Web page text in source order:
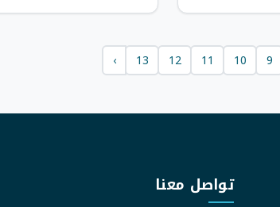
9
10
11
12
13
›
تواصل معنا